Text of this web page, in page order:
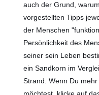
auch der Grund,
vorgestellten Tipps
der Menschen
Persönlichkeit des
seiner sein Leben
ein Sandkorn im
Strand. Wenn Du